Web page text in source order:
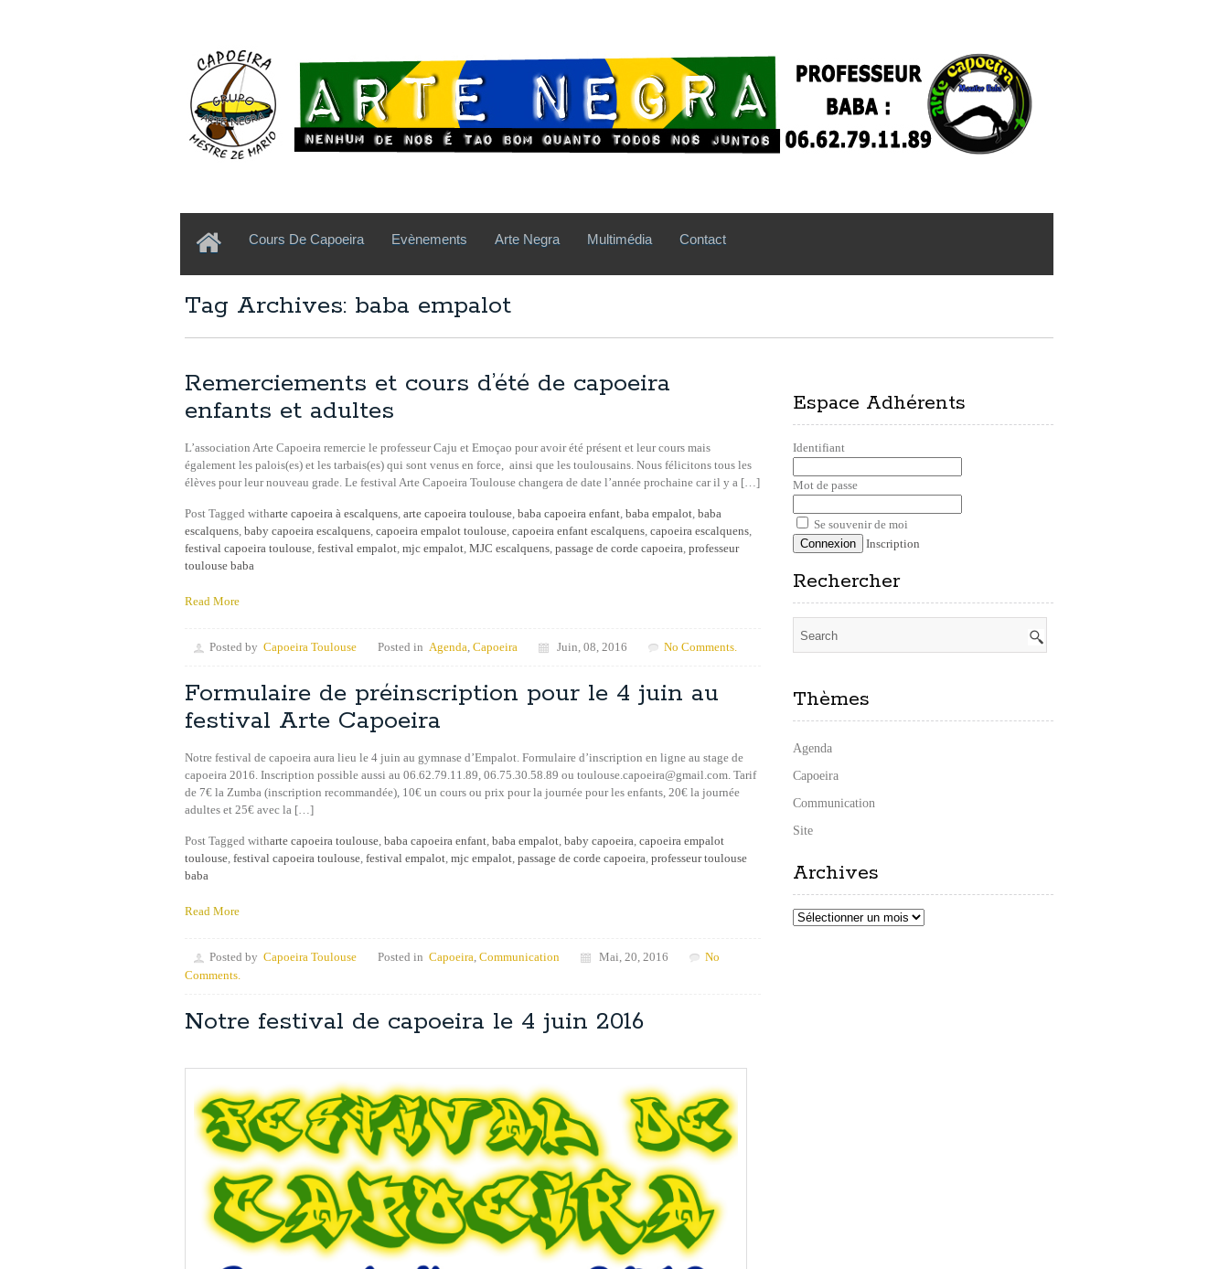
Cours De Capoeira Evènements Arte Negra Multimédia Contact
Tag Archives: baba empalot
Remerciements et cours d’été de capoeira
enfants et adultes
L’association Arte Capoeira remercie le professeur Caju et Emoçao pour avoir été présent et leur cours mais
également les palois(es) et les tarbais(es) qui sont venus en force, ainsi que les toulousains. Nous félicitons tous les
élèves pour leur nouveau grade. Le festival Arte Capoeira Toulouse changera de date l’année prochaine car il y a […]
Post Tagged witharte capoeira à escalquens, arte capoeira toulouse, baba capoeira enfant, baba empalot, baba
escalquens, baby capoeira escalquens, capoeira empalot toulouse, capoeira enfant escalquens, capoeira escalquens,
festival capoeira toulouse, festival empalot, mjc empalot, MJC escalquens, passage de corde capoeira, professeur
toulouse baba
Read More
Posted by Capoeira Toulouse Posted in Agenda, Capoeira Juin, 08, 2016 No Comments.
Formulaire de préinscription pour le 4 juin au
festival Arte Capoeira
Notre festival de capoeira aura lieu le 4 juin au gymnase d’Empalot. Formulaire d’inscription en ligne au stage de
capoeira 2016. Inscription possible aussi au 06.62.79.11.89, 06.75.30.58.89 ou toulouse.capoeira@gmail.com. Tarif
de 7€ la Zumba (inscription recommandée), 10€ un cours ou prix pour la journée pour les enfants, 20€ la journée
adultes et 25€ avec la […]
Post Tagged witharte capoeira toulouse, baba capoeira enfant, baba empalot, baby capoeira, capoeira empalot
toulouse, festival capoeira toulouse, festival empalot, mjc empalot, passage de corde capoeira, professeur toulouse
baba
Read More
Posted by Capoeira Toulouse Posted in Capoeira, Communication Mai, 20, 2016
No
Comments.
Notre festival de capoeira le 4 juin 2016
Espace Adhérents
Identifiant
Mot de passe
Se souvenir de moi
Inscription
Rechercher
Thèmes
Agenda
Capoeira
Communication
Site
Archives
Archives